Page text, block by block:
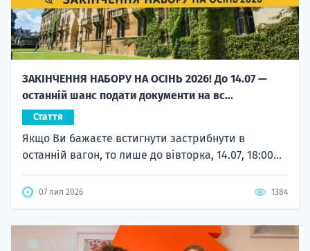
ЗАКІНЧЕННЯ НАБОРУ НА ОСІНЬ 2026! До 14.07 —
останній шанс подати документи на вс...
Стаття
Якщо Ви бажаєте встигнути застрибнути в
останній вагон, то лише до вівторка, 14.07, 18:00...
07 лип 2026 1384